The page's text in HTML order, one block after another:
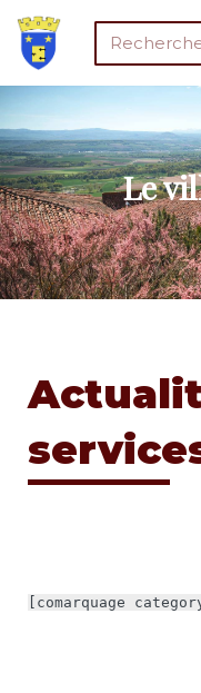
Aller
au
contenu
Le
[comarquage